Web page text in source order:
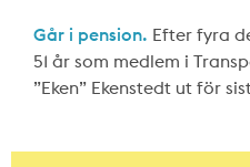
Går i pension. Efter fyra
51 år som medlem i
”Eken” Ekenstedt ut för